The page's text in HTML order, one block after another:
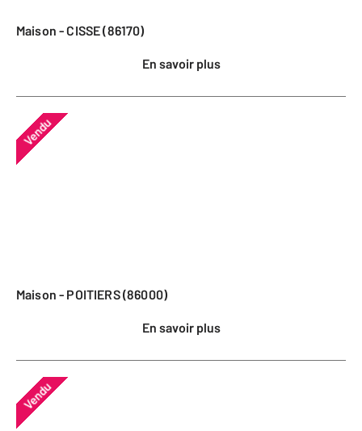
Maison - CISSE (86170)
En savoir plus
Vendu
Maison - POITIERS (86000)
En savoir plus
Vendu